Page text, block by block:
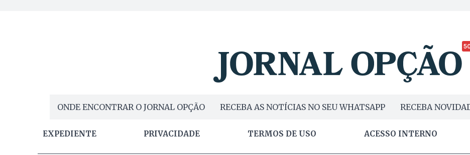
ONDE ENCONTRAR O JORNAL OPÇÃO RECEBA AS NOTÍCIAS NO SEU WHATSAPP RECEBA
EXPEDIENTE PRIVACIDADE TERMOS DE USO ACESSO INTERNO